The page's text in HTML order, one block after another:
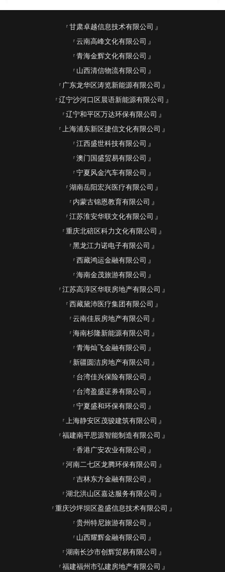
甘肃卓越信息技术有限公司
云南高峰文化有限公司
青海金辉文化有限公司
山西清信物流有限公司
广东龙华区涛览新能源有限公司
辽宁沙河口区晨语新能源有限公司
辽宁和平区万达环保有限公司
上海浦东新区捷信文化有限公司
江西盛世科技有限公司
澳门国盛贸易有限公司
宁夏风金汽车有限公司
湖南岳阳宏兴医疗有限公司
内蒙古锦恩教育有限公司
江苏淮安华联文化有限公司
重庆北碚区科力文化有限公司
黑龙江力诺电子有限公司
西藏鸿运金融有限公司
海南金茂旅游有限公司
江苏高淳区华联房地产有限公司
西藏黛沛医疗集团有限公司
云南佳辰房地产有限公司
海南杉隆新能源有限公司
青海灿飞金融有限公司
新疆圆洁房地产有限公司
台湾佳兴保险有限公司
台湾盈盛证券有限公司
宁夏盛和环保有限公司
上海静安区茂骏建筑有限公司
福建南平思源智能制造有限公司
香港广安农业有限公司
河南二七区龙腾环保有限公司
吉林东方金融有限公司
湖北洪山区嘉达服务有限公司
重庆沙坪坝区盈盛信息技术有限公司
贵州特尼旅游有限公司
山西耀辉金融有限公司
湖南长沙市创辉贸易有限公司
福建福州市弘建房地产有限公司